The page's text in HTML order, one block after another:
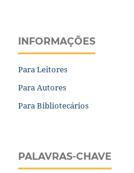
INFORMAÇÕES
Para Leitores
Para Autores
Para Bibliotecários
PALAVRAS-CHAVE